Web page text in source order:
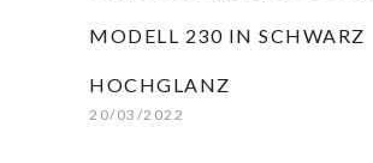
MODELL 230 IN SCHWARZ
HOCHGLANZ
20/03/2022